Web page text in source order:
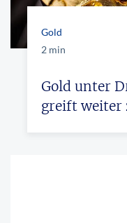
Gold
2 min
Gold unter
greift weiter